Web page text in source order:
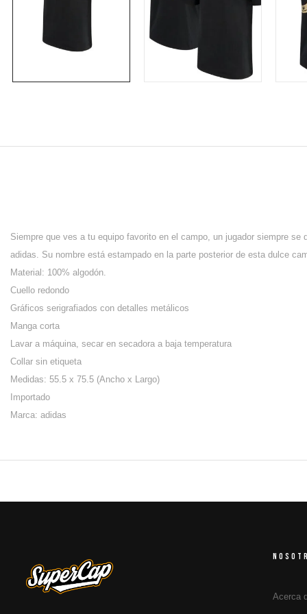
Siempre que ves a tu equipo favorito en el campo, un jugador siempre
adidas. Su nombre está estampado en la parte posterior de esta dulce
Material: 100% algodón.
Cuello redondo
Gráficos serigrafiados con detalles metálicos
Manga corta
Lavar a máquina, secar en secadora a baja temperatura
Collar sin etiqueta
Medidas: 55.5 x 75.5 (Ancho x Largo)
Importado
Marca: adidas
Acerca